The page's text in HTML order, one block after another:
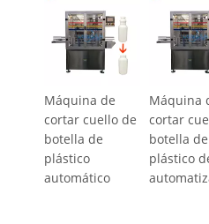
contenido está vacío!
Máquina de
cortar cuello de
botella de
plástico
automático
Máquina
cortar
botella de
plástico